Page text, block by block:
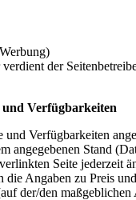
der
und Verfügbarkeiten
und Verfügbarkeiten
angegebenen Stand
Seite jederzeit
die Angaben zu Preis
der/den maßgeblichen